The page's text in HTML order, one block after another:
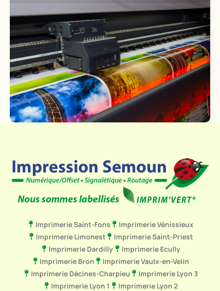
Imprimerie Saint-Fons
Imprimerie Vénissieux
Imprimerie Limonest
Imprimerie Saint-Priest
Imprimerie Dardilly
Imprimerie Ecully
Imprimerie Bron
Imprimerie Vaulx-en-Velin
Imprimerie Décines-Charpieu
Imprimerie Lyon 3
Imprimerie Lyon 1
Imprimerie Lyon 2